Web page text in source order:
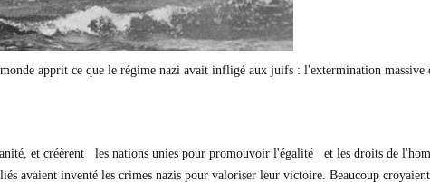
apprit ce que le régime nazi avait infligé aux juifs : l'extermination massive
et créèrent les nations unies pour promouvoir l'égalité et les droits de
inventé les crimes nazis pour valoriser leur victoire. Beaucoup croyaient